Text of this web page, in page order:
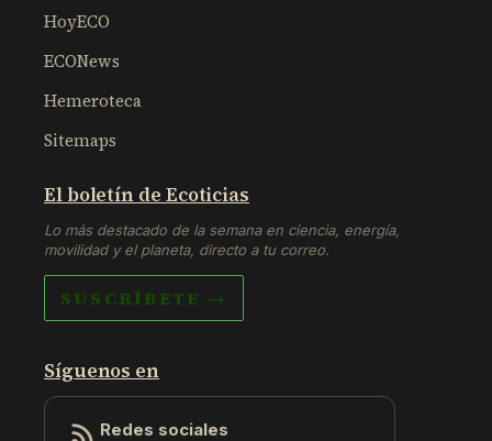
HoyECO
ECONews
Hemeroteca
Sitemaps
El boletín de Ecoticias
Lo más destacado de la semana en ciencia, energía,
movilidad y el planeta, directo a tu correo.
SUSCRÍBETE →
Síguenos en
Redes sociales